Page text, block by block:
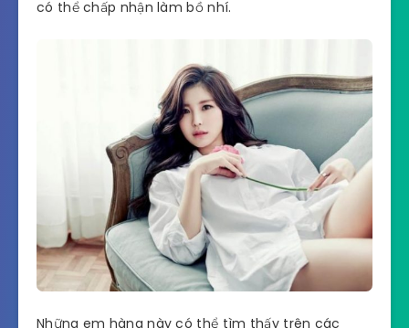
có thể chấp nhận làm bồ nhí.
Những em hàng này có thể tìm thấy trên các